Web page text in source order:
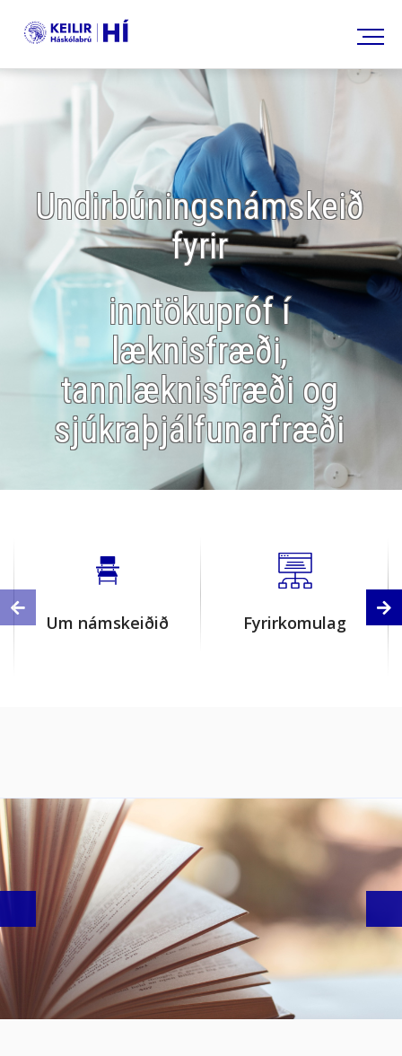
Leita
Undirbúningsnámskeið
fyrir
inntökupróf í
læknisfræði,
tannlæknisfræði og
sjúkraþjálfunarfræði
Um námskeiðið Fyrirkomulag